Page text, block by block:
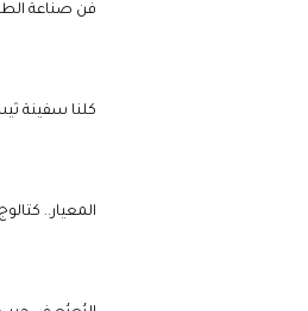
فن صناعة
كلنا سفينة
المعيار.. كتالوج